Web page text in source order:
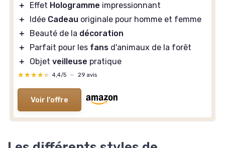
＋ Effet Hologramme impressionnant
＋
Idée Cadeau originale pour homme et femme
＋
Beauté de la décoration
＋
Parfait pour les fans d'animaux de la forêt
＋
Objet veilleuse pratique
★★★★★
★★★★★ 4,4/5 — 29 avis
Voir l'offre